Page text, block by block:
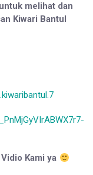
melihat dan
Kiwari Bantul
Kami ya